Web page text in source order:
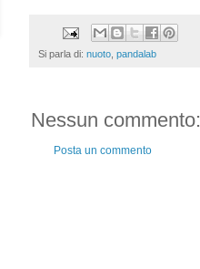
Si parla di: nuoto pandalab
Nessun commento:
Posta un commento